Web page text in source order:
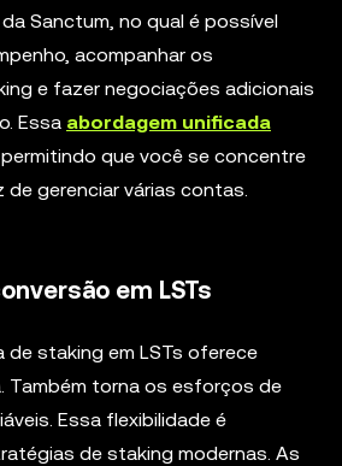
Sanctum, no qual é possível
acompanhar os
e fazer negociações adicionais
Essa abordagem unificada
que você se concentre
gerenciar várias contas.
em LSTs
staking em LSTs oferece
Também torna os esforços de
Essa flexibilidade é
de staking modernas. As